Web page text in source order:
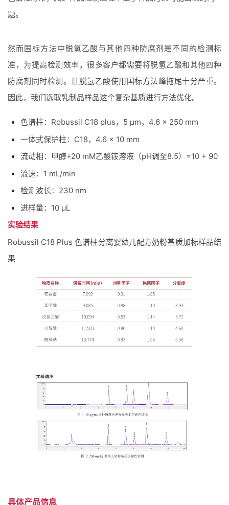
题。
然而国标方法中脱氢乙酸与其他四种防腐剂是不同的检测标
准，为提高检测效率，很多客户都需要将脱氢乙酸和其他四种
防腐剂同时检测。且脱氢乙酸使用国标方法峰拖尾十分严重。
因此， 我们选取乳制品样品这个复杂基质进行方法优化。
色谱柱：Robussil C18 plus，5 μm，4.6 × 250 mm
一体式保护柱：C18，4.6 × 10 mm
流动相：甲醇+20 mM乙酸铵溶液（pH调至8.5）=10 + 90
流速：1 mL/min
检测波长：230 nm
进样量：10 μL
实验结果
Robussil C18 Plus 色谱柱分离婴幼儿配方奶粉基质加标样品结
果
具体产品信息